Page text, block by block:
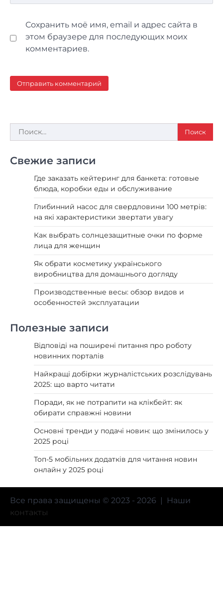
Сохранить моё имя, email и адрес сайта в
этом браузере для последующих моих
комментариев.
Найти:
Свежие записи
Где заказать кейтеринг для банкета: готовые
блюда, коробки еды и обслуживание
Глибинний насос для свердловини 100 метрів:
на які характеристики звертати увагу
Как выбрать солнцезащитные очки по форме
лица для женщин
Як обрати косметику українського
виробництва для домашнього догляду
Производственные весы: обзор видов и
особенностей эксплуатации
Полезные записи
Відповіді на поширені питання про роботу
новинних порталів
Найкращі добірки журналістських розслідувань
2025: що варто читати
Поради, як не потрапити на клікбейт: як
обирати справжні новини
Основні тренди у подачі новин: що змінилось у
2025 році
Топ-5 мобільних додатків для читання новин
онлайн у 2025 році
Все права защищены © 2023 - 2026 | Наши
контакты